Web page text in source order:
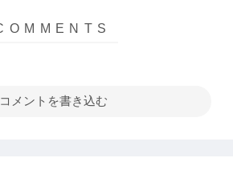
コメントを書き込む